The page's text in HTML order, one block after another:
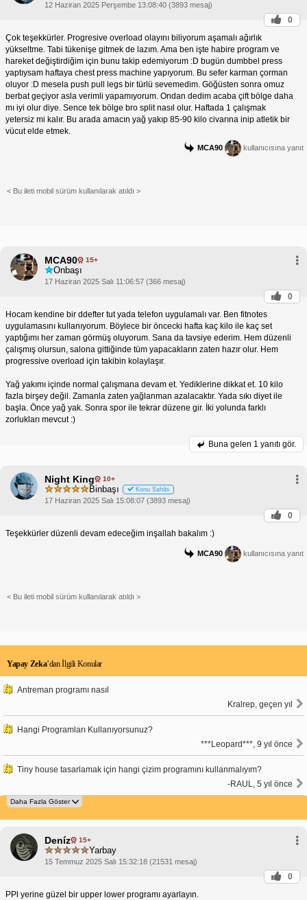
12 Haziran 2025 Perşembe 13:08:40 (3893 mesaj)
0
Çok teşekkürler. Progresive overload olayını biliyorum aşamalı ağırlık
yükseltme. Tabi tükenişe gitmek de lazım. Ama ben işte habire program ve
hareket değiştirdiğim için bunu takip edemiyorum :D bugün dumbbel press
yaptıysam haftaya chest press machine yapıyorum. Bu sefer karman çorman
oluyor :D mesela push pull legs bir türlü sevemedim. Göğüsten sonra omuz
berbat geçiyor asla verimli yapamıyorum. Ondan dedim acaba çift bölge daha
mı iyi olur diye. Sence tek bölge bro split nasıl olur. Haftada 1 çalışmak
yetersiz mi kalır. Bu arada amacın yağ yakıp 85-90 kilo civarına inip atletik bir
vücut elde etmek.
MCA90 kullanıcısına yanıt
< Bu ileti mobil sürüm kullanılarak atıldı >
MCA90 15+
Onbaşı
17 Haziran 2025 Salı 11:06:57 (366 mesaj)
0
Hocam kendine bir ddefter tut yada telefon uygulamalı var. Ben fitnotes
uygulamasını kullanıyorum. Böylece bir öncecki hafta kaç kilo ile kaç set
yaptığımı her zaman görmüş oluyorum. Sana da tavsiye ederim. Hem düzenli
çalışmış olursun, salona gittiğinde tüm yapacakların zaten hazır olur. Hem
progressive overload için takibin kolaylaşır.
Yağ yakımı içinde normal çalışmana devam et. Yediklerine dikkat et. 10 kilo
fazla birşey değil. Zamanla zaten yağlanman azalacaktır. Yada sıkı diyet ile
başla. Önce yağ yak. Sonra spor ile tekrar düzene gir. İki yolunda farklı
zorlukları mevcut :)
Buna gelen 1 yanıtı gör.
Night King 10+
Binbaşı Konu Sahibi
17 Haziran 2025 Salı 15:08:07 (3893 mesaj)
0
Teşekkürler düzenli devam edeceğim inşallah bakalım :)
MCA90 kullanıcısına yanıt
< Bu ileti mobil sürüm kullanılarak atıldı >
Yapay Zeka’dan İlgili Konular
Antreman programı nasıl
Kralrep, geçen yıl
Hangi Programları Kullanıyorsunuz?
***Leopard***, 9 yıl önce
Tiny house tasarlamak için hangi çizim programını kullanmalıyım?
-RAUL, 5 yıl önce
Deníz 15+
Yarbay
15 Temmuz 2025 Salı 15:32:18 (21531 mesaj)
0
PPl yerine güzel bir upper lower programı ayarlayın.